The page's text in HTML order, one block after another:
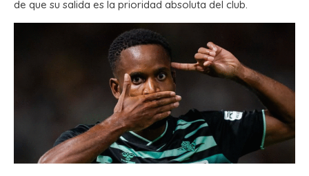
de que su salida es la prioridad absoluta del club.